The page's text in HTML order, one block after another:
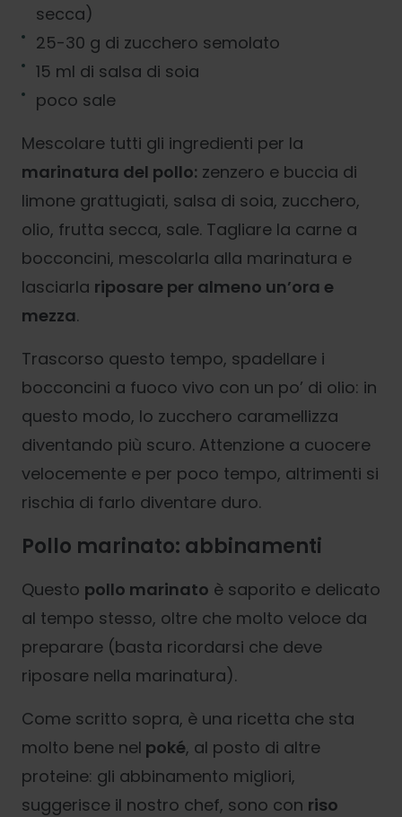
secca)
25-30 g di zucchero semolato
15 ml di salsa di soia
poco sale
Mescolare tutti gli ingredienti per la
marinatura del pollo: zenzero e buccia di
limone grattugiati, salsa di soia, zucchero,
olio, frutta secca, sale. Tagliare la carne a
bocconcini, mescolarla alla marinatura e
lasciarla riposare per almeno un’ora e
mezza.
Trascorso questo tempo, spadellare i
bocconcini a fuoco vivo con un po’ di olio: in
questo modo, lo zucchero caramellizza
diventando più scuro. Attenzione a cuocere
velocemente e per poco tempo, altrimenti si
rischia di farlo diventare duro.
Pollo marinato: abbinamenti
Questo pollo marinato è saporito e delicato
al tempo stesso, oltre che molto veloce da
preparare (basta ricordarsi che deve
riposare nella marinatura).
Come scritto sopra, è una ricetta che sta
molto bene nel poké, al posto di altre
proteine: gli abbinamento migliori,
suggerisce il nostro chef, sono con riso